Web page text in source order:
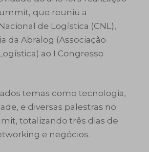
que reuniu a
de Logística (CNL),
da Abralog (Associação
ao I Congresso
temas como tecnologia,
e diversas palestras no
totalizando três dias de
e negócios.